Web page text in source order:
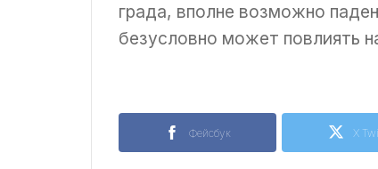
града, вполне возможно
безусловно может повлиять
Фейсбук X